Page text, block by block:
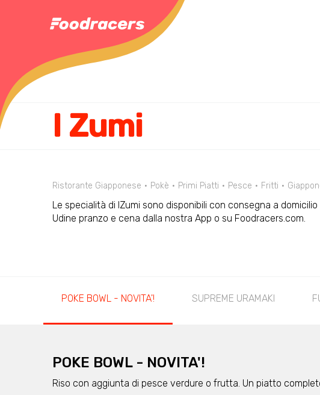
I Zumi
Ristorante Giapponese Pokè Primi Piatti Pesce Fritti
Le specialità di IZumi sono disponibili con consegna a
Udine pranzo e cena dalla nostra App o su Foodracers.com.
POKE BOWL - NOVITA'! SUPREME URAMAKI
POKE BOWL - NOVITA'!
Riso con aggiunta di pesce verdure o frutta. Un piatto